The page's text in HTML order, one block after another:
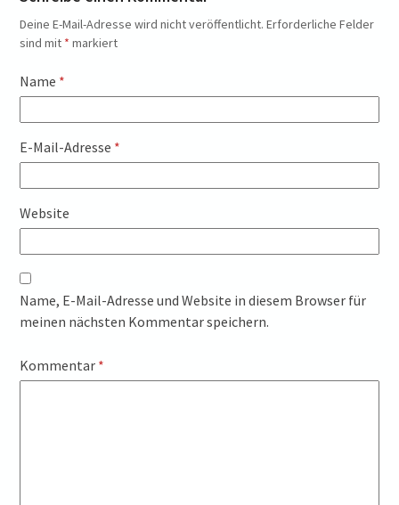
Deine E-Mail-Adresse wird nicht veröffentlicht. Erforderliche Felder
sind mit * markiert
Name *
E-Mail-Adresse *
Website
Name, E-Mail-Adresse und Website in diesem Browser für
meinen nächsten Kommentar speichern.
Kommentar *